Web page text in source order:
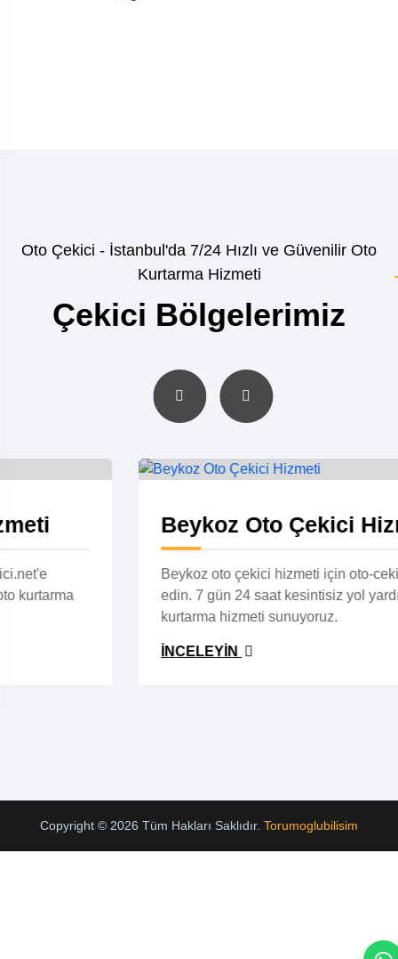
Oto Çekici - İstanbul'da 7/24 Hızlı ve Güvenilir Oto
Kurtarma Hizmeti
Çekici Bölgelerimiz
Beykoz Oto Çekici Hizmeti
Beykoz oto çekici hizmeti için oto-cekici.net'i tercih
edin. 7 gün 24 saat kesintisiz yol yardım ve oto
kurtarma hizmeti sunuyoruz.
Copyright © 2026 Tüm Hakları Saklıdır. Torumoglubilisim